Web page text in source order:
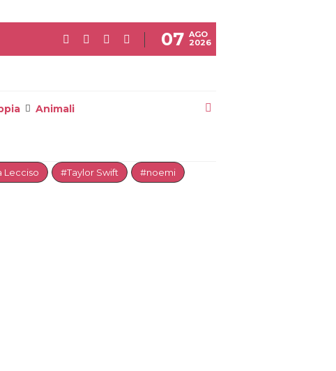
07 AGO
2026
Animali
Lecciso #Taylor Swift #noemi